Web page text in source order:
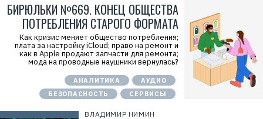
БИРЮЛЬКИ №669. КОНЕЦ ОБЩЕСТВА
ПОТРЕБЛЕНИЯ СТАРОГО ФОРМАТА
Как кризис меняет общество потребления;
плата за настройку iCloud; право на ремонт и
как в Apple продают запчасти для ремонта;
мода на проводные наушники вернулась?
АНАЛИТИКА
АУДИО
БЕЗОПАСНОСТЬ
СЕРВИСЫ
ВЛАДИМИР НИМИН